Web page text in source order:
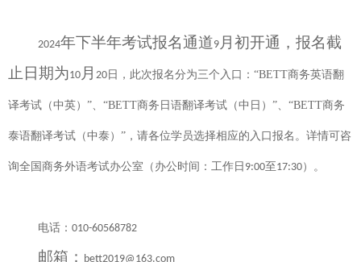
2024年下半年考试报名通道9月初开通，报名截
止日期为10月 20日， 此次报名分为三个入口：“BETT商务英语翻
译考试（中英）”、“BETT商务日语翻译考试（中日）”、“BETT商务
泰语翻译考试（中泰）”，请各位学员选择相应的入口报名。 详情可咨
询全国商务外语考试办公室（办公时间：工作日 9:00至17:30）。
电话： 010-60568782
邮箱： bett2019@163.com